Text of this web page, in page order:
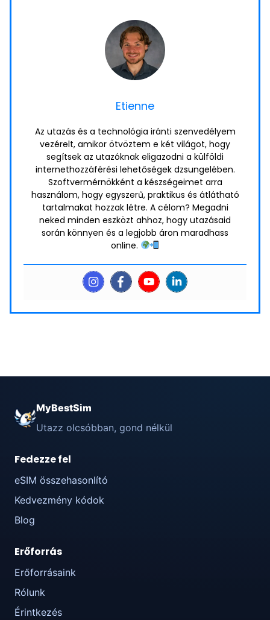
Etienne
Az utazás és a technológia iránti szenvedélyem
vezérelt, amikor ötvöztem e két világot, hogy
segítsek az utazóknak eligazodni a külföldi
internethozzáférési lehetőségek dzsungelében.
Szoftvermérnökként a készségeimet arra
használom, hogy egyszerű, praktikus és átlátható
tartalmakat hozzak létre. A célom? Megadni
neked minden eszközt ahhoz, hogy utazásaid
során könnyen és a legjobb áron maradhass
online.
MyBestSim
Utazz olcsóbban, gond nélkül
Fedezze fel
eSIM összehasonlító
Kedvezmény kódok
Blog
Erőforrás
Erőforrásaink
Rólunk
Érintkezés